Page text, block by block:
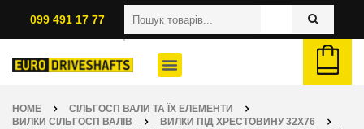
099 491 17 77
HOME
СІЛЬГОСП ВАЛИ ТА ЇХ ЕЛЕМЕНТИ
ВИЛКИ СІЛЬГОСП ВАЛІВ
ВИЛКИ ПІД ХРЕСТОВИНУ 32X76